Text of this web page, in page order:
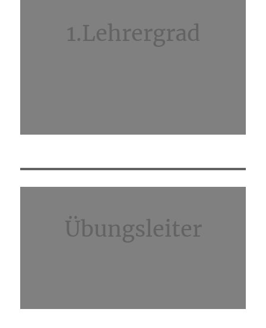
1.Lehrergrad
Übungsleiter